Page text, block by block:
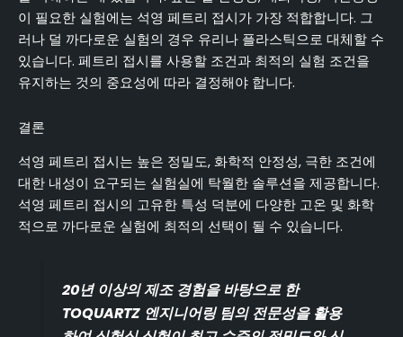
이 필요한 실험에는 석영 페트리 접시가 가장 적합합니다. 그
러나 덜 까다로운 실험의 경우 유리나 플라스틱으로 대체할 수
있습니다. 페트리 접시를 사용할 조건과 최적의 실험 조건을
유지하는 것의 중요성에 따라 결정해야 합니다.
결론
석영 페트리 접시는 높은 정밀도, 화학적 안정성, 극한 조건에
대한 내성이 요구되는 실험실에 탁월한 솔루션을 제공합니다.
석영 페트리 접시의 고유한 특성 덕분에 다양한 고온 및 화학
적으로 까다로운 실험에 최적의 선택이 될 수 있습니다.
20년 이상의 제조 경험을 바탕으로 한
TOQUARTZ 엔지니어링 팀의 전문성을 활용